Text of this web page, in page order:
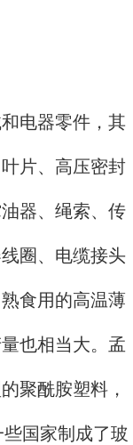
电器零件，其
片、高压密封
器、绳索、传
圈、电缆接头
食用的高温薄
也相当大。孟
聚酰胺塑料，
国家制成了玻